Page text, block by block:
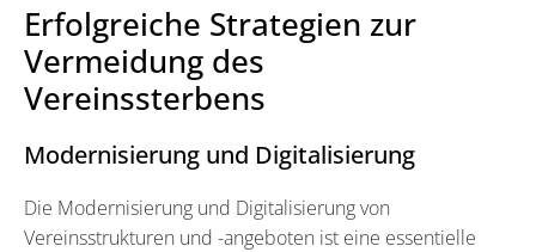
Erfolgreiche Strategien zur
Vermeidung des
Vereinssterbens
Modernisierung und Digitalisierung
Die Modernisierung und Digitalisierung von
Vereinsstrukturen und -angeboten ist eine essentielle